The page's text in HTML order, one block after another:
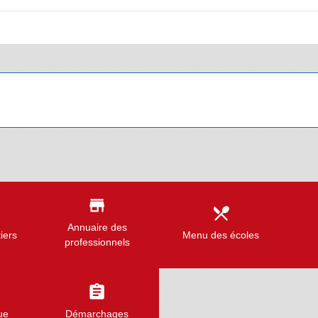
store
Annuaire des
professionnels
local_dining
Menu des écoles
assignment
Démarchages